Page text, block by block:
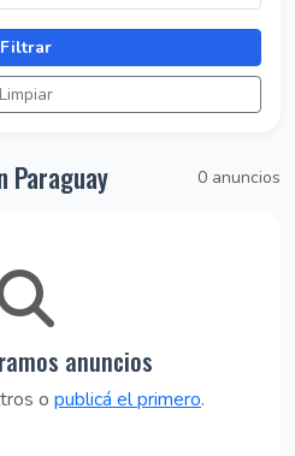
Filtrar
Limpiar
Paraguay 0 anuncios
anuncios
o publicá el primero.